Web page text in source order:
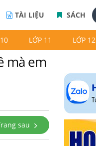
TÀI LIỆU SÁCH
LỚP 11 LỚP 12
mà em
sau